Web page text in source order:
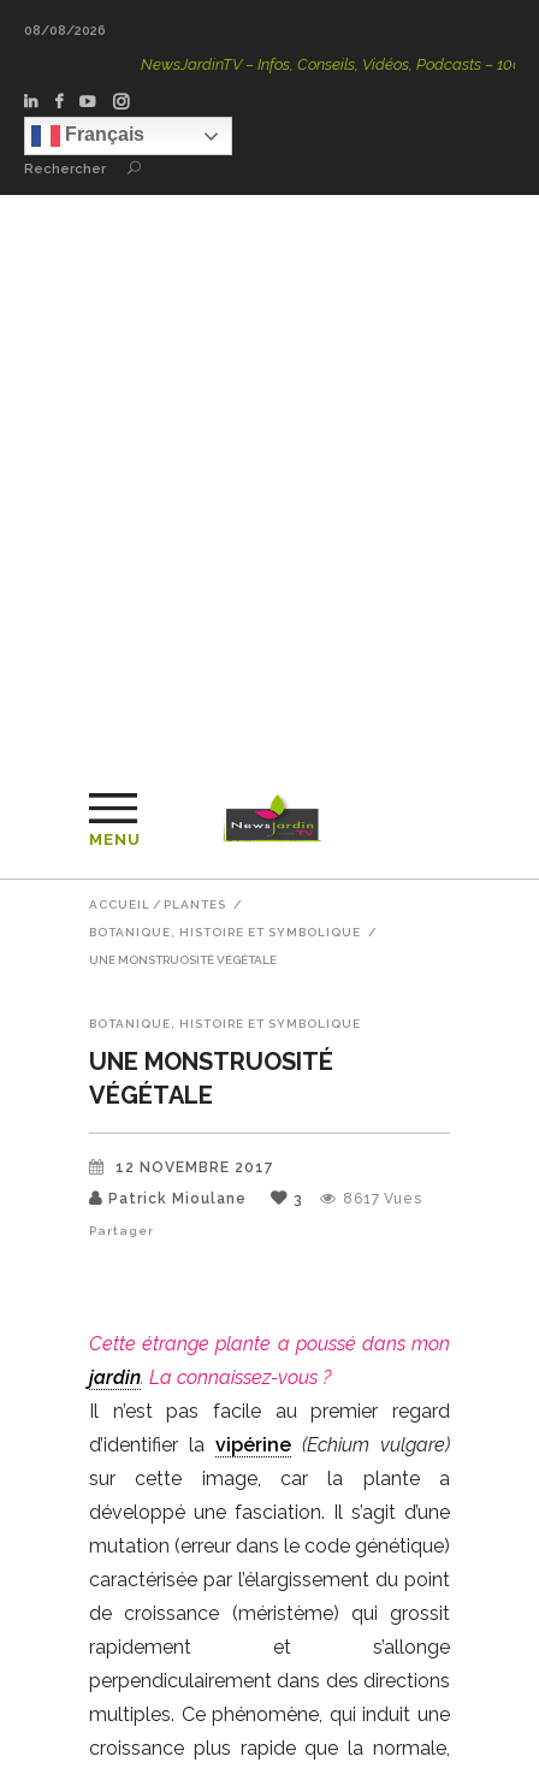
08/08/2026
NewsJardinTV – Infos, Conseils, Vidéos, Podcasts – 100 % Nature
Français
Rechercher
MENU
ACCUEIL / PLANTES /
BOTANIQUE, HISTOIRE ET SYMBOLIQUE /
UNE MONSTRUOSITÉ VÉGÉTALE
BOTANIQUE, HISTOIRE ET SYMBOLIQUE
UNE MONSTRUOSITÉ
VÉGÉTALE
12 NOVEMBRE 2017
Patrick Mioulane
3 8617 Vues
Partager
Cette étrange plante a poussé dans mon
jardin. La connaissez-vous ?
Il n’est pas facile au premier regard
d’identifier la vipérine (Echium vulgare)
sur cette image, car la plante a
développé une fasciation. Il s’agit d’une
mutation (erreur dans le code génétique)
caractérisée par l’élargissement du point
de croissance (méristème) qui grossit
rapidement et s’allonge
perpendiculairement dans des directions
multiples. Ce phénomène, qui induit une
croissance plus rapide que la normale,